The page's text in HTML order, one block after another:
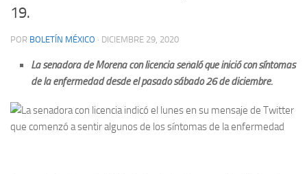
19.
POR BOLETÍN MÉXICO · DICIEMBRE 29, 2020
La senadora de Morena con licencia señaló que inició con síntomas
de la enfermedad desde el pasado sábado 26 de diciembre.